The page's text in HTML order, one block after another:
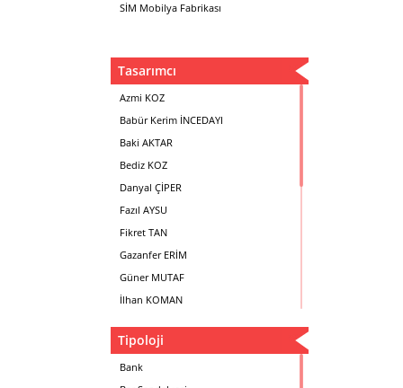
SİM Mobilya Fabrikası
Tasarımcı
Azmi KOZ
Babür Kerim İNCEDAYI
Baki AKTAR
Bediz KOZ
Danyal ÇİPER
Fazıl AYSU
Fikret TAN
Gazanfer ERİM
Güner MUTAF
İlhan KOMAN
Metin Atabey ATA
Minas BOYACIYAN
Tipoloji
Bank